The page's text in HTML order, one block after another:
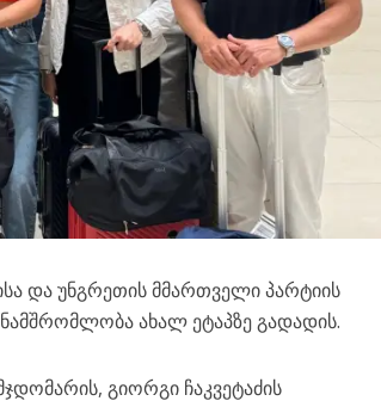
და უნგრეთის მმართველი პარტიის
ახალ ეტაპზე გადადის.
გიორგი ჩაკვეტაძის